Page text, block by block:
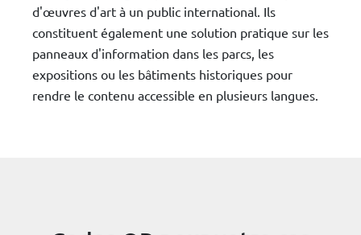
d'œuvres d'art à un public international. Ils
constituent également une solution pratique sur les
panneaux d'information dans les parcs, les
expositions ou les bâtiments historiques pour
rendre le contenu accessible en plusieurs langues.